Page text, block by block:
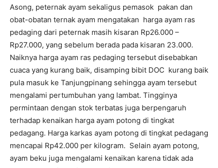
Asong, peternak ayam sekaligus pemasok pakan dan
obat-obatan ternak ayam mengatakan harga ayam ras
pedaging dari peternak masih kisaran Rp26.000 –
Rp27.000, yang sebelum berada pada kisaran 23.000.
Naiknya harga ayam ras pedaging tersebut disebabkan
cuaca yang kurang baik, disamping bibit DOC kurang baik
pula masuk ke Tanjungpinang sehingga ayam tersebut
mengalami pertumbuhan yang lambat. Tingginya
permintaan dengan stok terbatas juga berpengaruh
terhadap kenaikan harga ayam potong di tingkat
pedagang. Harga karkas ayam potong di tingkat pedagang
mencapai Rp42.000 per kilogram. Selain ayam potong,
ayam beku juga mengalami kenaikan karena tidak ada